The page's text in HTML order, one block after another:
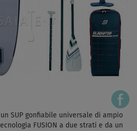
un SUP gonfiabile universale di ampio
FUSION a due strati e da un